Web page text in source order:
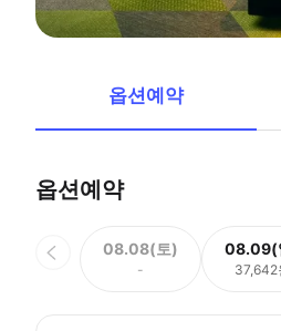
옵션예약
옵션예약
08.08(토)
-
08.09(
37,642